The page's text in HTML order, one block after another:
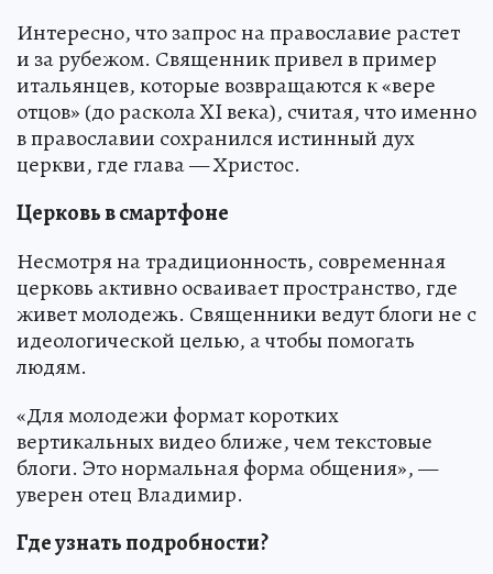
Интересно, что запрос на православие растет
и за рубежом. Священник привел в пример
итальянцев, которые возвращаются к «вере
отцов» (до раскола XI века), считая, что именно
в православии сохранился истинный дух
церкви, где глава — Христос.
Церковь в смартфоне
Несмотря на традиционность, современная
церковь активно осваивает пространство, где
живет молодежь. Священники ведут блоги не с
идеологической целью, а чтобы помогать
людям.
«Для молодежи формат коротких
вертикальных видео ближе, чем текстовые
блоги. Это нормальная форма общения», —
уверен отец Владимир.
Где узнать подробности?